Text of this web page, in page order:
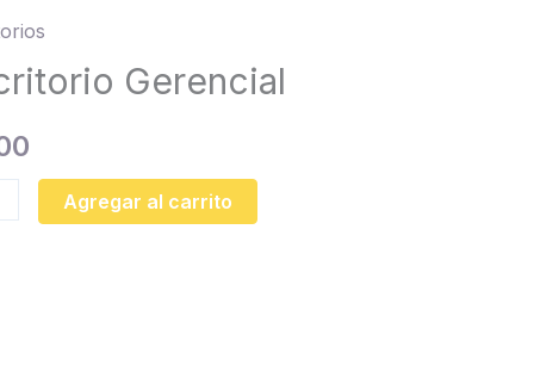
Gerencial
Agregar al carrito